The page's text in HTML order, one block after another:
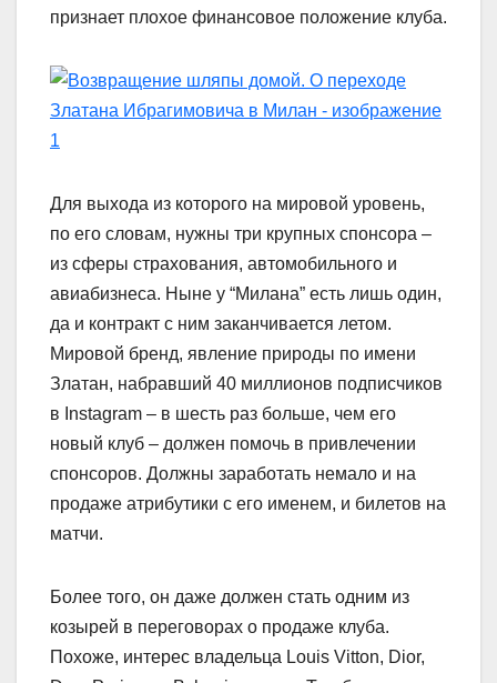
признает плохое финансовое положение клуба.
Для выхода из которого на мировой уровень,
по его словам, нужны три крупных спонсора –
из сферы страхования, автомобильного и
авиабизнеса. Ныне у “Милана” есть лишь один,
да и контракт с ним заканчивается летом.
Мировой бренд, явление природы по имени
Златан, набравший 40 миллионов подписчиков
в Instagram – в шесть раз больше, чем его
новый клуб – должен помочь в привлечении
спонсоров. Должны заработать немало и на
продаже атрибутики с его именем, и билетов на
матчи.
Более того, он даже должен стать одним из
козырей в переговорах о продаже клуба.
Похоже, интерес владельца Louis Vitton, Dior,